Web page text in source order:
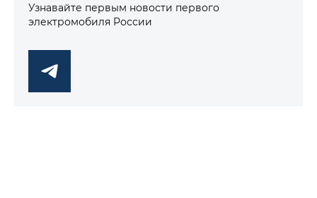
Узнавайте первым новости первого
электромобиля России